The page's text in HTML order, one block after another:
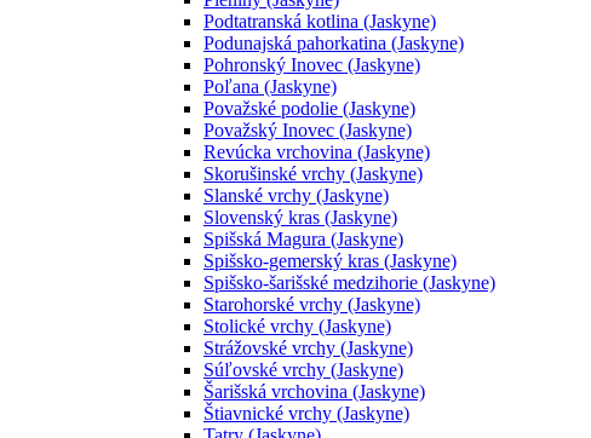
Podtatranská kotlina (Jaskyne)
Podunajská pahorkatina (Jaskyne)
Pohronský Inovec (Jaskyne)
Poľana (Jaskyne)
Považské podolie (Jaskyne)
Považský Inovec (Jaskyne)
Revúcka vrchovina (Jaskyne)
Skorušinské vrchy (Jaskyne)
Slanské vrchy (Jaskyne)
Slovenský kras (Jaskyne)
Spišská Magura (Jaskyne)
Spišsko-gemerský kras (Jaskyne)
Spišsko-šarišské medzihorie (Jaskyne)
Starohorské vrchy (Jaskyne)
Stolické vrchy (Jaskyne)
Strážovské vrchy (Jaskyne)
Súľovské vrchy (Jaskyne)
Šarišská vrchovina (Jaskyne)
Štiavnické vrchy (Jaskyne)